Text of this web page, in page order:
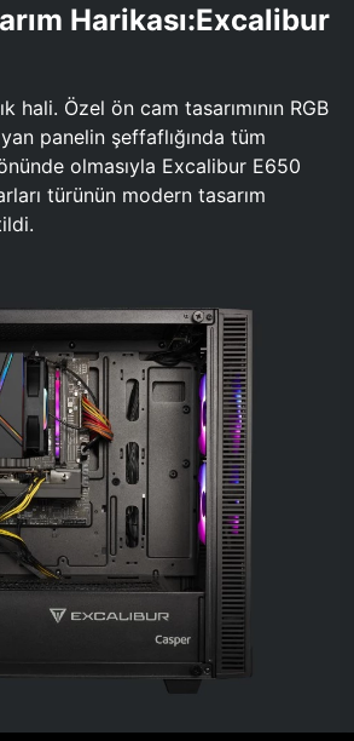
Harikası:Excalibur
hali. Özel ön cam tasarımının RGB
panelin şeffaflığında tüm
olmasıyla Excalibur E650
türünün modern tasarım